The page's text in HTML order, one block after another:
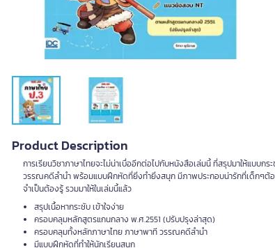
Product Description
การเรียนวิชาภาษาไทยจะไม่น่าเบื่ออีกต่อไปกับหนังสือเล่มนี้ ที่สรุปมาให้แบบ
วรรณคดีลำนำ พร้อมแบบฝึกหัดที่ยิ่งทำยิ่งสนุก มีภาพประกอบน่ารักที่เด็กๆต้
จำเป็นต้องรู้ รวมมาให้ในเล่มนี้แล้ว
สรุปเนื้อหากระชับ เข้าใจง่าย
ครอบคลุมหลักสูตรแกนกลาง พ.ศ.2551 (ปรับปรุงล่าสุด)
ครอบคลุมทั้งหลักภาษาไทย ภาษาพาที วรรณคดีลำนำ
มีแบบฝึกหัดที่ทำให้นักเรียนสนุก